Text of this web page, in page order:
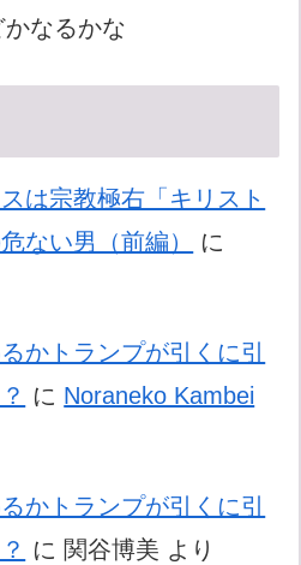
なるかな
は宗教極右「キリスト
ない男（前編）
に
かトランプが引くに引
に Noraneko Kambei
かトランプが引くに引
に 関谷博美 より